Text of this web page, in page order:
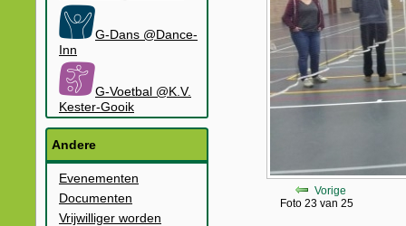
G-Dans @Dance-
Inn
G-Voetbal @K.V.
Kester-Gooik
Andere
Evenementen
Documenten
Vrijwilliger worden
Vorige
Foto 23 van 25